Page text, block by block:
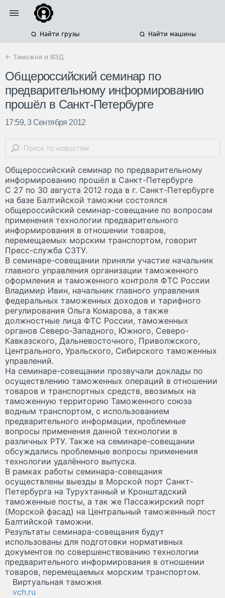
Найти грузы Найти машины
← Таможня и ВЭД
Общероссийский семинар по
предварительному информированию
прошёл в Санкт-Петербурге
17:59, 3 Сентября 2012
Общероссийский семинар по предварительному
информированию прошёл в Санкт-Петербурге
С 27 по 30 августа 2012 года в г. Санкт-Петербурге
на базе Балтийской таможни состоялся
общероссийский семинар-совещание по вопросам
применения технологии предварительного
информирования в отношении товаров,
перемещаемых морским транспортом, говорит
Пресс-служба СЗТУ.
В семинаре-совещании приняли участие начальник
главного управления организации таможенного
оформления и таможенного контроля ФТС России
Владимир Ивин, начальник главного управления
федеральных таможенных доходов и тарифного
регулирования Ольга Комарова, а также
должностные лица ФТС России, таможенных
органов Северо-Западного, Южного, Северо-
Кавказского, Дальневосточного, Приволжского,
Центрального, Уральского, Сибирского таможенных
управлений.
На семинаре-совещании прозвучали доклады по
осуществлению таможенных операций в отношении
товаров и транспортных средств, ввозимых на
таможенную территорию Таможенного союза
водным транспортом, с использованием
предварительного информации, проблемные
вопросы применения данной технологии в
различных РТУ. Также на семинаре-совещании
обсуждались проблемные вопросы применения
технологии удалённого выпуска.
В рамках работы семинара-совещания
осуществлены выезды в Морской порт Санкт-
Петербурга на Турухтанный и Кронштадский
таможенные посты, а так же Пассажирский порт
(Морской фасад) на Центральный таможенный пост
Балтийской таможни.
Результаты семинара-совещания будут
использованы для подготовки нормативных
документов по совершенствованию технологии
предварительного информирования в отношении
товаров, перемещаемых морским транспортом.
Виртуальная таможня
vch.ru